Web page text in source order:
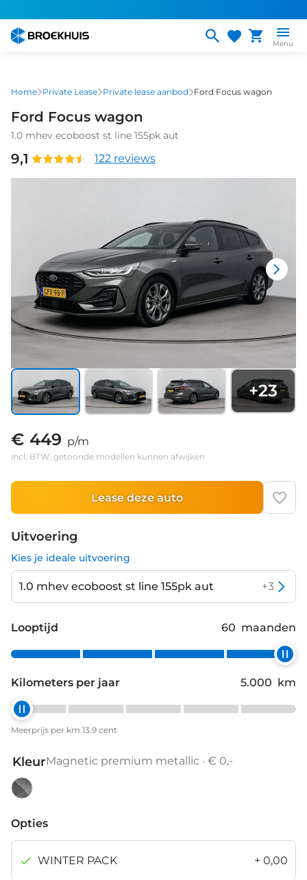
naar
gaan
Menu
Home Private Lease Private lease aanbod Ford Focus wagon
Ford Focus wagon
1.0 mhev ecoboost st line 155pk aut
9,1 122 reviews
+23
€ 449 p/m
incl. BTW, getoonde modellen kunnen afwijken
Lease deze auto
Uitvoering
Kies je ideale uitvoering
1.0 mhev ecoboost st line 155pk aut +3
Looptijd 60 maanden
Kilometers per jaar 5.000 km
Meerprijs per km 13.9 cent
KleurMagnetic premium metallic · € 0,-
premium
metallic
Opties
WINTER PACK + 0,00